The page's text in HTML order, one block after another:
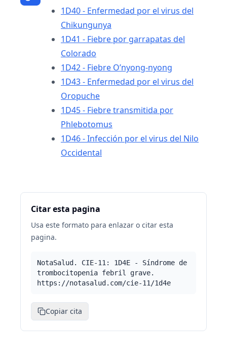
1D40 - Enfermedad por el virus del
Chikungunya
1D41 - Fiebre por garrapatas del
Colorado
1D42 - Fiebre O’nyong-nyong
1D43 - Enfermedad por el virus del
Oropuche
1D45 - Fiebre transmitida por
Phlebotomus
1D46 - Infección por el virus del Nilo
Occidental
Citar esta pagina
Usa este formato para enlazar o citar esta
pagina.
NotaSalud. CIE-11: 1D4E - Síndrome de
trombocitopenia febril grave.
https://notasalud.com/cie-11/1d4e
Copiar cita